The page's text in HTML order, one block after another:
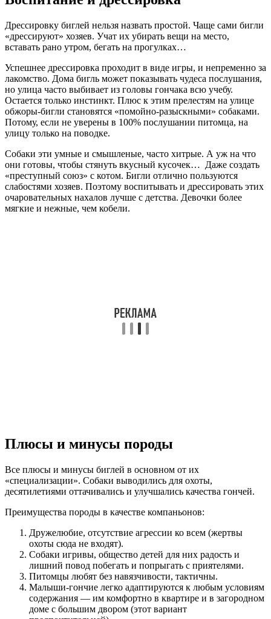
Дрессировку биглей нельзя назвать простой. Чаще сами бигли
«дрессируют» хозяев. Учат их убирать вещи на место,
вставать рано утром, бегать на прогулках…
Успешнее дрессировка проходит в виде игры, и непременно за
лакомство. Дома бигль может показывать чудеса послушания,
но улица часто выбивает из головы гончака всю учебу.
Остается только инстинкт. Плюс к этим прелестям на улице
обжоры-бигли становятся «помойно-разыскными» собаками.
Потому, если не уверены в 100% послушании питомца, на
улицу только на поводке.
Собаки эти умные и смышленые, часто хитрые. А уж на что
они готовы, чтобы стянуть вкусный кусочек… Даже создать
«преступный союз» с котом. Бигли отлично пользуются
слабостями хозяев. Поэтому воспитывать и дрессировать этих
очаровательных нахалов лучше с детства. Девочки более
мягкие и нежные, чем кобели.
Плюсы и минусы породы
Все плюсы и минусы биглей в основном от их
«специализации». Собаки выводились для охоты,
десятилетиями оттачивались и улучшались качества гончей.
Преимущества породы в качестве компаньонов:
Дружелюбие, отсутствие агрессии ко всем (жертвы
охоты сюда не входят).
Собаки игривы, общество детей для них радость и
лишний повод побегать и попрыгать с приятелями.
Питомцы любят без навязчивости, тактичны.
Малыши-гончие легко адаптируются к любым условиям
содержания — им комфортно в квартире и в загородном
доме с большим двором (этот вариант